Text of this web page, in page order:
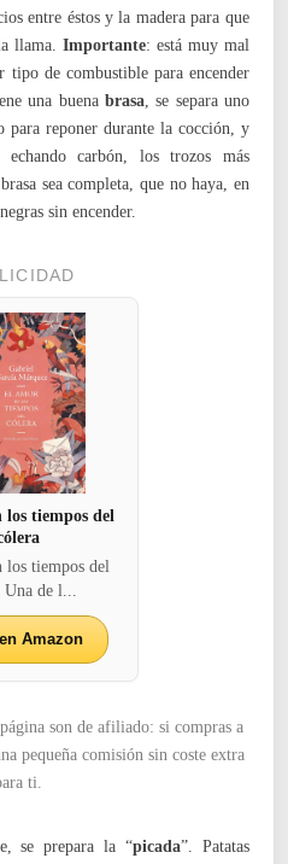
entre éstos y la madera para que
llama. Importante: está muy mal
tipo de combustible para encender
una buena brasa, se separa uno
para reponer durante la cocción, y
carbón, los trozos más
sea completa, que no haya, en
sin encender.
los tiempos del
los tiempos del
Una de l...
Amazon
son de afiliado: si compras a
pequeña comisión sin coste extra
ti.
se prepara la “picada”. Patatas